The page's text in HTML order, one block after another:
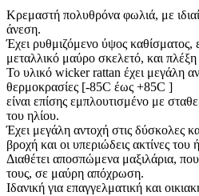
Κρεμαστή πολυθρόνα φωλιά, με
άνεση.
Έχει ρυθμιζόμενο ύψος καθίσματος,
μεταλλικό μαύρο σκελετό, και
Το υλικό wicker rattan έχει μεγάλη
θερμοκρασίες [-85C έως +85C ]
είναι επίσης εμπλουτισμένο με
του ηλίου.
Έχει μεγάλη αντοχή στις δύσκολες
βροχή και οι υπεριώδεις ακτίνες του
Διαθέτει αποσπώμενα μαξιλάρια,
τους, σε μαύρη απόχρωση.
Ιδανική για επαγγελματική και